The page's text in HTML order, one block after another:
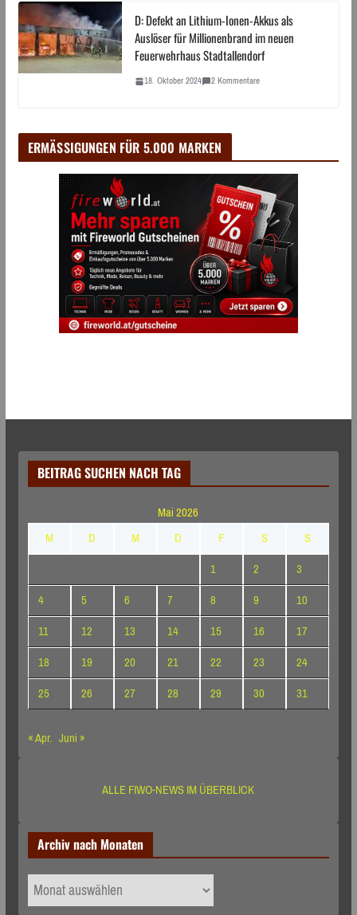
D: Defekt an Lithium-Ionen-Akkus als
Auslöser für Millionenbrand im neuen
Feuerwehrhaus Stadtallendorf
18. Oktober 2024 2 Kommentare
ERMÄSSIGUNGEN FÜR 5.000 MARKEN
BEITRAG SUCHEN NACH TAG
Mai 2026
M
D M D F S
S
1
2
3
4
5 6 7 8 9
10
11
12 13 14 15 16
17
18
19 20 21 22 23
24
25
26 27 28 29 30
31
« Apr. Juni »
ALLE FIWO-NEWS IM ÜBERBLICK
Archiv nach Monaten
Archiv
nach